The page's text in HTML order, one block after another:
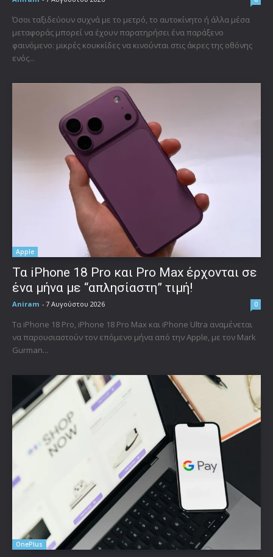
Όσοι ταξιδεύουν συχνά με το μετρό, το αυτοκίνητο ή άλλα μέσα
μεταφοράς μπορεί να έχουν παρατηρήσει ένα παράξενο
φαινόμενο: μικρές κουκκίδες να κινούνται στις άκρες της οθόνης
ενός...
Apple
Τα iPhone 18 Pro και Pro Max έρχονται σε
ένα μήνα με “απλησίαστη” τιμή!
Aniram - 7 Αυγούστου 2026 0
Τα iPhone 18 Pro, iPhone 18 Pro Max και iPhone Ultra αναμένεται
να παρουσιαστούν τον επόμενο μήνα από την Apple, με τον Mark
Gurman...
OnePlus